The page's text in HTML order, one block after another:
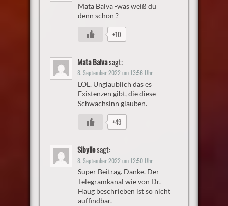
Mata Balva -was weiß du
denn schon ?
+10
Mata Balvasagt:
8. September 2022 um 13:56 Uhr
LOL. Unglaublich das es
Existenzen gibt, die diese
Schwachsinn glauben.
+49
Sibyllesagt:
8. September 2022 um 12:50 Uhr
Super Beitrag. Danke. Der
Telegramkanal wie von Dr.
Haug beschrieben ist so nicht
auffindbar.